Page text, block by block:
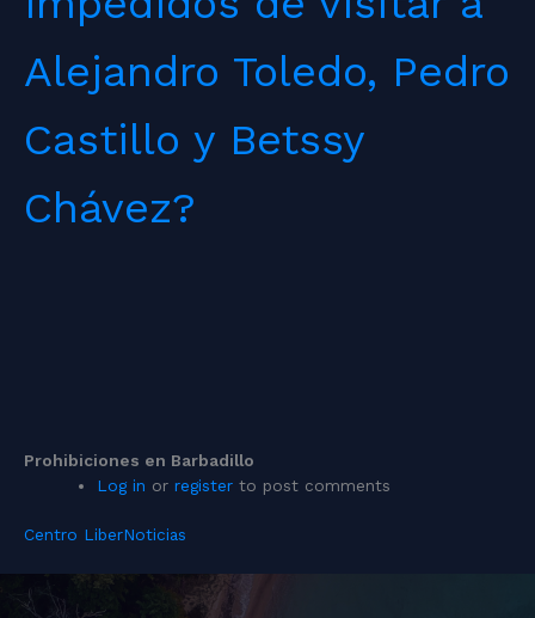
Alejandro Toledo, Pedro
Castillo y Betssy
Chávez?
Prohibiciones en Barbadillo
Log in orregister to post comments
Centro LiberNoticias